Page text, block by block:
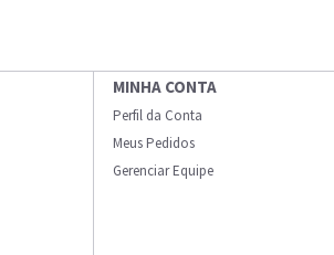
MINHA CONTA
Perfil da Conta
Meus Pedidos
Gerenciar Equipe